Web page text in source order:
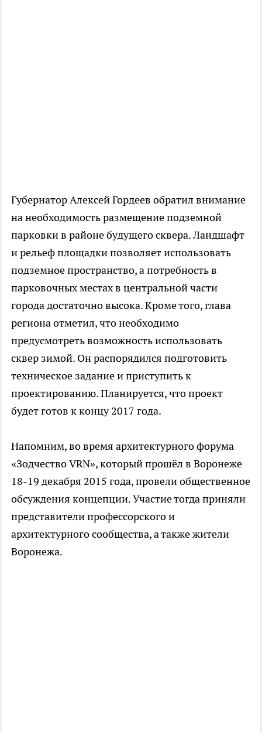
Губернатор Алексей Гордеев обратил внимание
на необходимость размещение подземной
парковки в районе будущего сквера. Ландшафт
и рельеф площадки позволяет использовать
подземное пространство, а потребность в
парковочных местах в центральной части
города достаточно высока. Кроме того, глава
региона отметил, что необходимо
предусмотреть возможность использовать
сквер зимой. Он распорядился подготовить
техническое задание и приступить к
проектированию. Планируется, что проект
будет готов к концу 2017 года.
Напомним, во время архитектурного форума
«Зодчество VRN», который прошёл в Воронеже
18-19 декабря 2015 года, провели общественное
обсуждения концепции. Участие тогда приняли
представители профессорского и
архитектурного сообщества, а также жители
Воронежа.